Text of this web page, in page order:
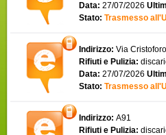
Data: 27/07/2026
Stato: Trasmesso
Indirizzo: Via
Rifiuti e Pulizia:
Data: 27/07/2026
Stato: Trasmesso
Indirizzo: A91
Rifiuti e Pulizia: